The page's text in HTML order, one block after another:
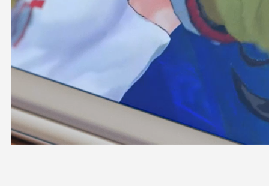
未成年の方々へのお願い
二次創作ガイドライン
よくある質問
サポーターガイドライン